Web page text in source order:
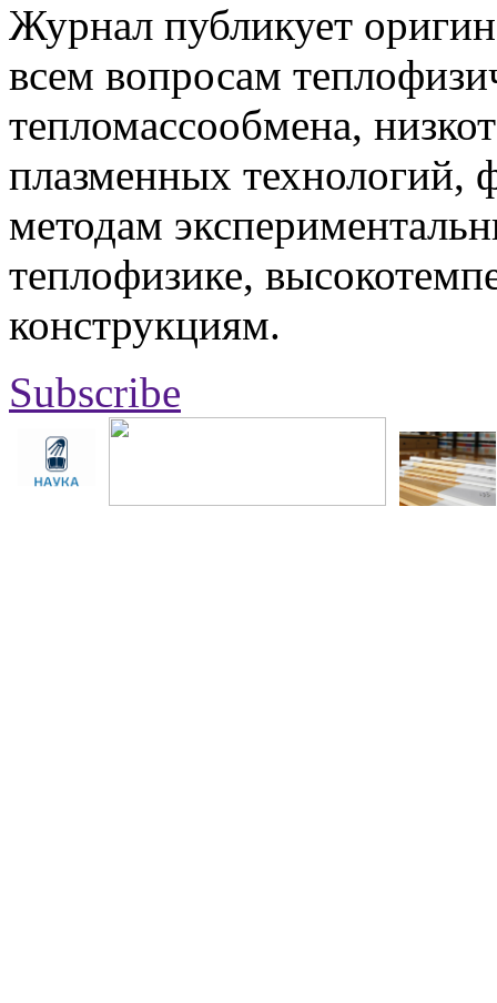
Журнал публикует
всем вопросам
тепломассообмена,
плазменных технологий,
методам
теплофизике,
конструкциям.
Subscribe